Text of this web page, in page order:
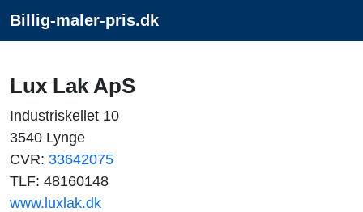
Billig-maler-pris.dk
Lux Lak ApS
Industriskellet 10
3540 Lynge
CVR: 33642075
TLF: 48160148
www.luxlak.dk